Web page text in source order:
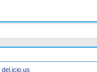
del.icio.us